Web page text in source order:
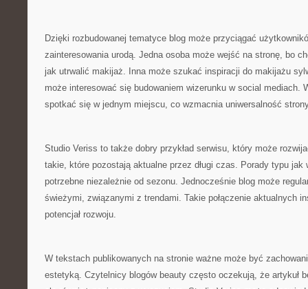
Dzięki rozbudowanej tematyce blog może przyciągać
zainteresowania urodą. Jedna osoba może wejść na stronę, bo
jak utrwalić makijaż. Inna może szukać inspiracji do makijażu
może interesować się budowaniem wizerunku w social mediach.
spotkać się w jednym miejscu, co wzmacnia uniwersalność
Studio Veriss to także dobry przykład serwisu, który może
takie, które pozostają aktualne przez długi czas. Porady typu jak
potrzebne niezależnie od sezonu. Jednocześnie blog może
świeżymi, związanymi z trendami. Takie połączenie aktualnych
potencjał rozwoju.
W tekstach publikowanych na stronie ważne może być
estetyką. Czytelnicy blogów beauty często oczekują, że artykuł